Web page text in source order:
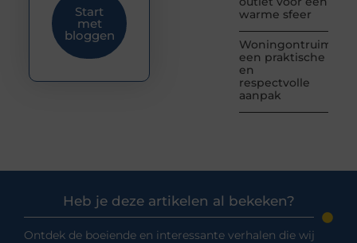
warme sfeer
Woningontruiming:
een praktische
en
respectvolle
aanpak
Start
met
bloggen
Heb je deze artikelen al bekeken?
Ontdek de boeiende en interessante verhalen die wij